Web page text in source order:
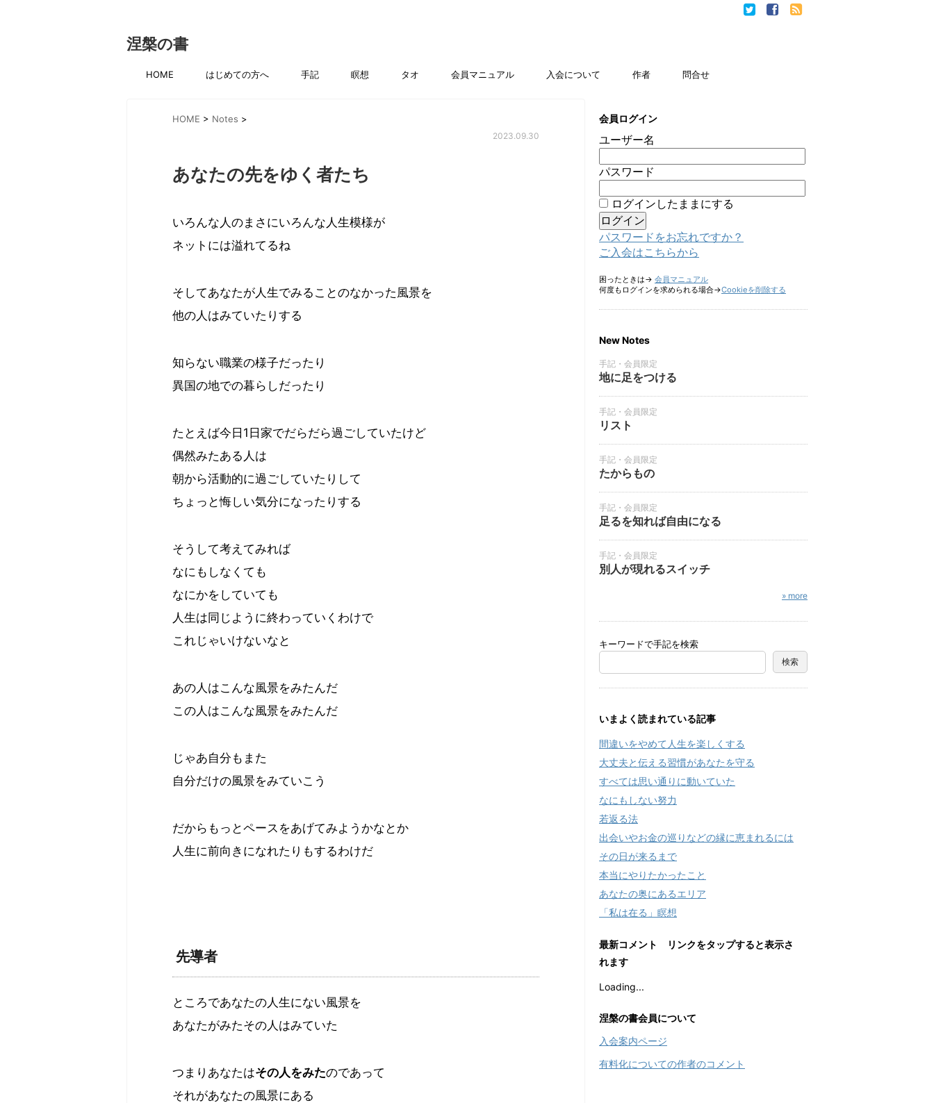
涅槃の書
HOME はじめての方へ 手記 瞑想 タオ 会員マニュアル 入会について 作者 問合せ
HOME > Notes >
2023.09.30
あなたの先をゆく者たち
いろんな人のまさにいろんな人生模様が
ネットには溢れてるね
そしてあなたが人生でみることのなかった風景を
他の人はみていたりする
知らない職業の様子だったり
異国の地での暮らしだったり
たとえば今日1日家でだらだら過ごしていたけど
偶然みたある人は
朝から活動的に過ごしていたりして
ちょっと悔しい気分になったりする
そうして考えてみれば
なにもしなくても
なにかをしていても
人生は同じように終わっていくわけで
これじゃいけないなと
あの人はこんな風景をみたんだ
この人はこんな風景をみたんだ
じゃあ自分もまた
自分だけの風景をみていこう
だからもっとペースをあげてみようかなとか
人生に前向きになれたりもするわけだ
先導者
ところであなたの人生にない風景を
あなたがみたその人はみていた
つまりあなたはその人をみたのであって
それがあなたの風景にある
会員ログイン
ユーザー名
パスワード
ログインしたままにする
パスワードをお忘れですか？
ご入会はこちらから
困ったときは→ 会員マニュアル
何度もログインを求められる場合→Cookieを削除する
New Notes
手記・会員限定
地に足をつける
手記・会員限定
リスト
手記・会員限定
たからもの
手記・会員限定
足るを知れば自由になる
手記・会員限定
別人が現れるスイッチ
» more
キーワードで手記を検索
いまよく読まれている記事
間違いをやめて人生を楽しくする
大丈夫と伝える習慣があなたを守る
すべては思い通りに動いていた
なにもしない努力
若返る法
出会いやお金の巡りなどの縁に恵まれるには
その日が来るまで
本当にやりたかったこと
あなたの奥にあるエリア
「私は在る」瞑想
最新コメント リンクをタップすると表示さ
れます
Loading...
涅槃の書会員について
入会案内ページ
有料化についての作者のコメント